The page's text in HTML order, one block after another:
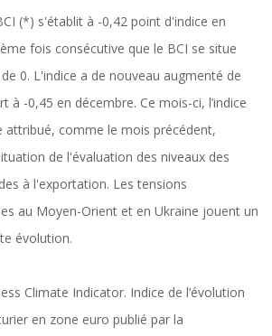
(*) s'établit à -0,42 point d'indice en
fois consécutive que le BCI se situe
0. L'indice a de nouveau augmenté de
à -0,45 en décembre. Ce mois-ci, l’indice
attribué, comme le mois précédent,
de l'évaluation des niveaux des
à l'exportation. Les tensions
au Moyen-Orient et en Ukraine jouent un
évolution.
Climate Indicator. Indice de l’évolution
en zone euro publié par la